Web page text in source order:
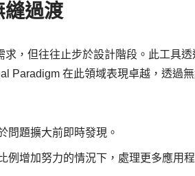
縫過渡
，但往往止步於設計階段。此工具
Paradigm 在此領域表現卓越，透過
問題擴大前即時發現。
增加努力的情況下，處理更多應用程